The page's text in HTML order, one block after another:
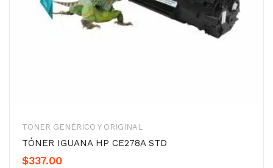
TONER GENÉRICO Y ORIGINAL
TÓNER IGUANA HP CE278A STD
$337.00